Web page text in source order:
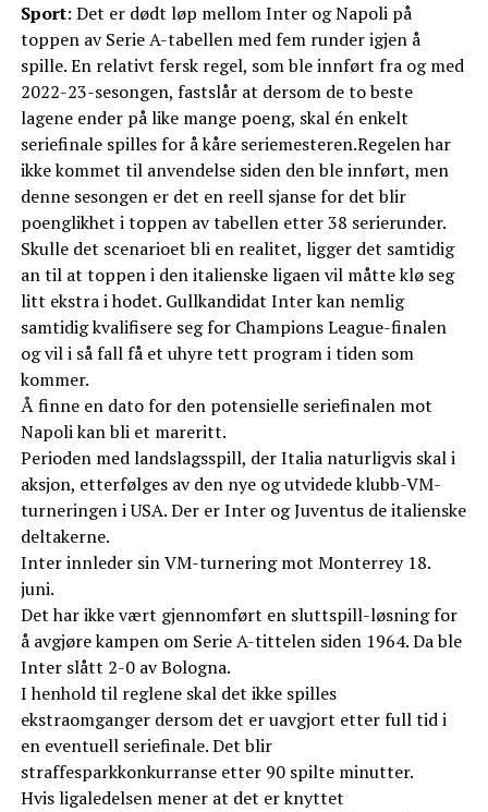
Sport: Det er dødt løp mellom Inter og Napoli på
toppen av Serie A-tabellen med fem runder igjen å
spille. En relativt fersk regel, som ble innført fra og med
2022-23-sesongen, fastslår at dersom de to beste
lagene ender på like mange poeng, skal én enkelt
seriefinale spilles for å kåre seriemesteren.Regelen har
ikke kommet til anvendelse siden den ble innført, men
denne sesongen er det en reell sjanse for det blir
poenglikhet i toppen av tabellen etter 38 serierunder.
Skulle det scenarioet bli en realitet, ligger det samtidig
an til at toppen i den italienske ligaen vil måtte klø seg
litt ekstra i hodet. Gullkandidat Inter kan nemlig
samtidig kvalifisere seg for Champions League-finalen
og vil i så fall få et uhyre tett program i tiden som
kommer.
Å finne en dato for den potensielle seriefinalen mot
Napoli kan bli et mareritt.
Perioden med landslagsspill, der Italia naturligvis skal i
aksjon, etterfølges av den nye og utvidede klubb-VM-
turneringen i USA. Der er Inter og Juventus de italienske
deltakerne.
Inter innleder sin VM-turnering mot Monterrey 18.
juni.
Det har ikke vært gjennomført en sluttspill-løsning for
å avgjøre kampen om Serie A-tittelen siden 1964. Da ble
Inter slått 2-0 av Bologna.
I henhold til reglene skal det ikke spilles
ekstraomganger dersom det er uavgjort etter full tid i
en eventuell seriefinale. Det blir
straffesparkkonkurranse etter 90 spilte minutter.
Hvis ligaledelsen mener at det er knyttet